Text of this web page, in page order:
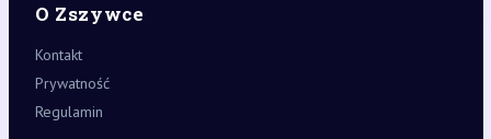
O Zszywce
Kontakt
Prywatność
Regulamin